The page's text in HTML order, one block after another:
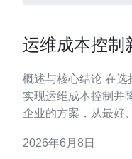
运维成本控制
概述与核心结论 在
实现运维成本控制并
企业的方案，从最好
具备强大DDoS防护
2026年6月8日